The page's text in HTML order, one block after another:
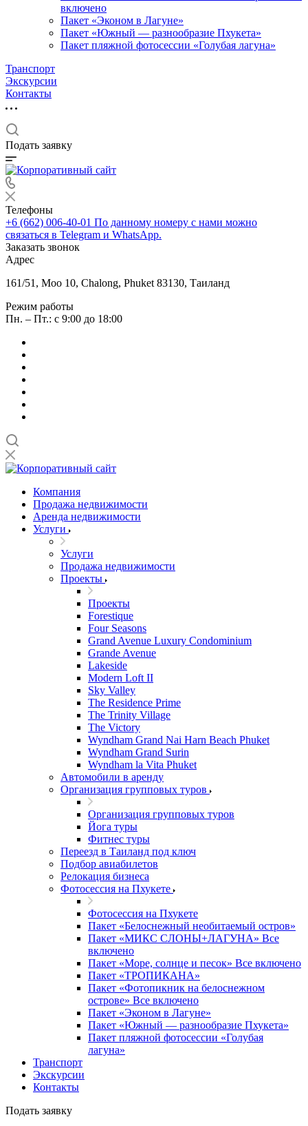
включено
Пакет «Эконом в Лагуне»
Пакет «Южный — разнообразие Пхукета»
Пакет пляжной фотосессии «Голубая лагуна»
Транспорт
Экскурсии
Контакты
Подать заявку
Телефоны
+6 (662) 006-40-01 По данному номеру с нами можно
связаться в Telegram и WhatsApp.
Заказать звонок
Адрес
161/51, Moo 10, Chalong, Phuket 83130, Таиланд
Режим работы
Пн. – Пт.: с 9:00 до 18:00
Компания
Продажа недвижимости
Аренда недвижимости
Услуги
Услуги
Продажа недвижимости
Проекты
Проекты
Forestique
Four Seasons
Grand Avenue Luxury Condominium
Grande Avenue
Lakeside
Modern Loft II
Sky Valley
The Residence Prime
The Trinity Village
The Victory
Wyndham Grand Nai Harn Beach Phuket
Wyndham Grand Surin
Wyndham la Vita Phuket
Автомобили в аренду
Организация групповых туров
Организация групповых туров
Йога туры
Фитнес туры
Переезд в Таиланд под ключ
Подбор авиабилетов
Релокация бизнеса
Фотоcессия на Пхукете
Фотоcессия на Пхукете
Пакет «Белоснежный необитаемый остров»
Пакет «МИКС СЛОНЫ+ЛАГУНА» Все
включено
Пакет «Море, солнце и песок» Все включено
Пакет «ТРОПИКАНА»
Пакет «Фотопикник на белоснежном
острове» Все включено
Пакет «Эконом в Лагуне»
Пакет «Южный — разнообразие Пхукета»
Пакет пляжной фотосессии «Голубая
лагуна»
Транспорт
Экскурсии
Контакты
Подать заявку